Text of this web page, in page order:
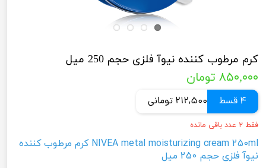
کرم مرطوب کننده نیوآ فلزی حجم 250 میل
۸۵۰,۰۰۰ تومان
4 قسط 212,500 تومانی
فقط ۲ عدد باقی مانده
NIVEA metal moisturizing cream 250ml کرم مرطوب کننده
نیوآ فلزی حجم 250 میل